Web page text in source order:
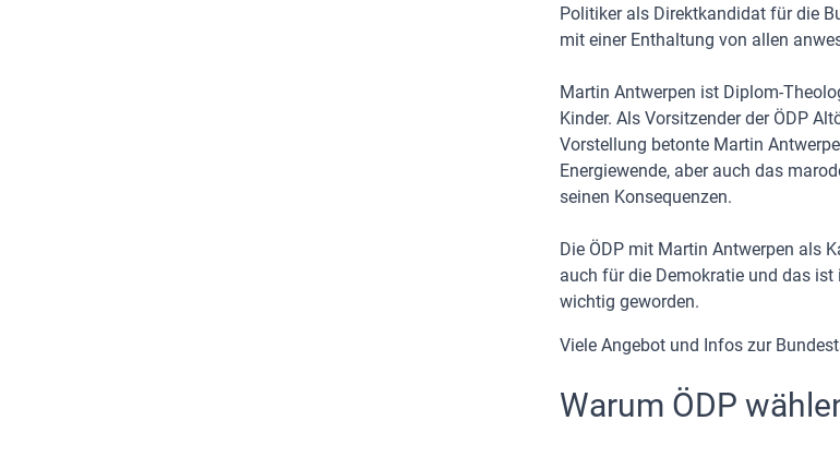
Politiker als Direktkandidat für die
mit einer Enthaltung von allen
Martin Antwerpen ist Diplom-
Kinder. Als Vorsitzender der ÖDP
Vorstellung betonte Martin
Energiewende, aber auch das
seinen Konsequenzen.
Die ÖDP mit Martin Antwerpen als
auch für die Demokratie und das ist
wichtig geworden.
Viele Angebot und Infos zur
Warum ÖDP